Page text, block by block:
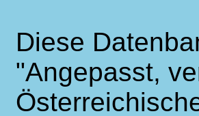
Diese
"Angepasst,